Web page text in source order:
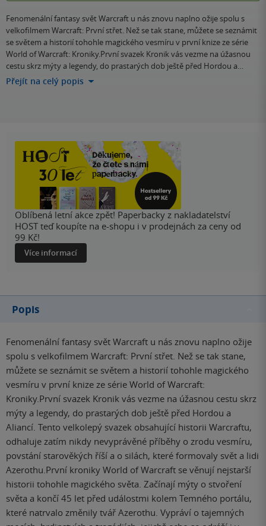
Fenomenální fantasy svět Warcraft u nás znovu naplno ožije spolu s
velkofilmem Warcraft: První střet. Než se tak stane, můžete se seznámit
se světem a historií tohohle magického vesmíru v první knize ze série
World of Warcraft: Kroniky.První svazek Kronik vás vezme na úžasnou
cestu skrz mýty a legendy, do prastarých dob ještě před Hordou a…
Přejít na celý popis
Oblíbená letní akce zpět! Paperbacky z nakladatelství
HOST teď koupíte na e-shopu i v prodejnách za ceny od
99 Kč!
Více informací
Popis
Fenomenální fantasy svět Warcraft u nás znovu naplno ožije
spolu s velkofilmem Warcraft: První střet. Než se tak stane,
můžete se seznámit se světem a historií tohohle magického
vesmíru v první knize ze série World of Warcraft:
Kroniky.První svazek Kronik vás vezme na úžasnou cestu skrz
mýty a legendy, do prastarých dob ještě před Hordou a
Aliancí. Tento velkolepý svazek obsahující historii Warcraftu,
odhaluje zatím nikdy nevyprávěné příběhy o zrodu vesmíru,
povstání starověkých říší a o silách, které formovaly svět a lidi
Azerothu.První kroniky World of Warcraft se věnují nejstarší
historii tohohle magického světa. Začínají mýty o stvoření
světa a končí 45 let před událostmi kolem Temného portálu,
které natrvalo změnily tvář Azerothu. Vypráví o tajemných